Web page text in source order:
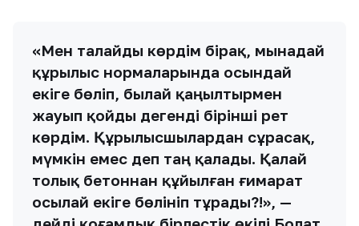
«Мен талайды көрдім бірақ, мынадай
құрылыс нормаларында осындай
екіге бөліп, былай қаңылтырмен
жауып қойды дегенді бірінші рет
көрдім. Құрылысшылардан сұрасақ,
мүмкін емес деп таң қалады. Қалай
толық бетоннан құйылған ғимарат
осылай екіге бөлініп тұрады?!», —